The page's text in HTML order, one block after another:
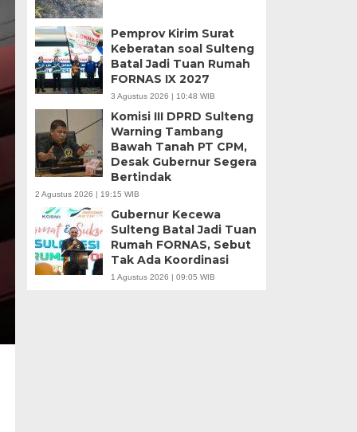
Pemprov Kirim Surat
Keberatan soal Sulteng
Batal Jadi Tuan Rumah
FORNAS IX 2027
3 Agustus 2026 | 10:48 WIB
Komisi III DPRD Sulteng
Warning Tambang
Bawah Tanah PT CPM,
Desak Gubernur Segera
Bertindak
2 Agustus 2026 | 19:15 WIB
Gubernur Kecewa
Sulteng Batal Jadi Tuan
Rumah FORNAS, Sebut
Tak Ada Koordinasi
1 Agustus 2026 | 09:05 WIB